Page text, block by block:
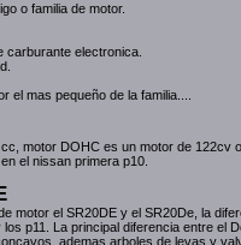
o familia de motor.
carburante electronica.
el mas pequeño de la familia....
motor DOHC es un motor de 122cv
el nissan primera p10.
motor el SR20DE y el SR20De, la
p11. La principal diferencia entre el
ademas arboles de levas y